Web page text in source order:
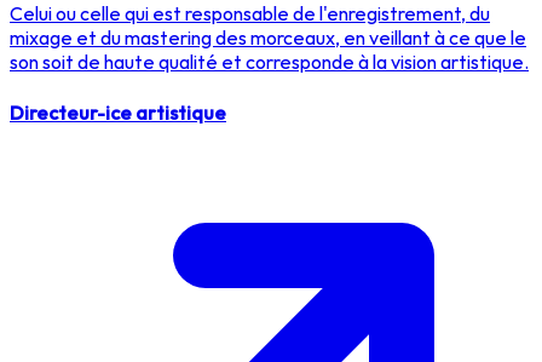
Celui ou celle qui est responsable de l'enregistrement, du
mixage et du mastering des morceaux, en veillant à ce que le
son soit de haute qualité et corresponde à la vision artistique.
Directeur-ice artistique